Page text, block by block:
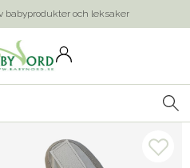
babyprodukter och leksaker